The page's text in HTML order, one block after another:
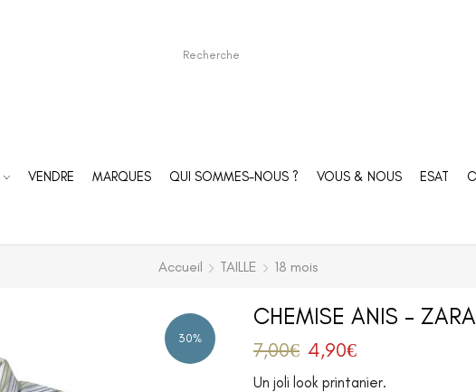
VENDRE MARQUES QUI SOMMES-NOUS ? VOUS & NOUS ESAT
Accueil TAILLE 18 mois
30%
CHEMISE ANIS –
7,00€ 4,90€
Un joli look printanier.